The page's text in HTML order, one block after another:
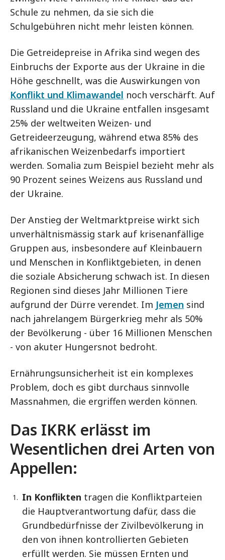
Schule zu nehmen, da sie sich die
Schulgebühren nicht mehr leisten können.
Die Getreidepreise in Afrika sind wegen des
Einbruchs der Exporte aus der Ukraine in die
Höhe geschnellt, was die Auswirkungen von
Konflikt und Klimawandel noch verschärft. Auf
Russland und die Ukraine entfallen insgesamt
25% der weltweiten Weizen- und
Getreideerzeugung, während etwa 85% des
afrikanischen Weizenbedarfs importiert
werden. Somalia zum Beispiel bezieht mehr als
90 Prozent seines Weizens aus Russland und
der Ukraine.
Der Anstieg der Weltmarktpreise wirkt sich
unverhältnismässig stark auf krisenanfällige
Gruppen aus, insbesondere auf Kleinbauern
und Menschen in Konfliktgebieten, in denen
die soziale Absicherung schwach ist. In diesen
Regionen sind dieses Jahr Millionen Tiere
aufgrund der Dürre verendet. Im Jemen sind
nach jahrelangem Bürgerkrieg mehr als 50%
der Bevölkerung - über 16 Millionen Menschen
- von akuter Hungersnot bedroht.
Ernährungsunsicherheit ist ein komplexes
Problem, doch es gibt durchaus sinnvolle
Massnahmen, die ergriffen werden können.
Das IKRK erlässt im
Wesentlichen drei Arten von
Appellen:
In Konflikten tragen die Konfliktparteien
die Hauptverantwortung dafür, dass die
Grundbedürfnisse der Zivilbevölkerung in
den von ihnen kontrollierten Gebieten
erfüllt werden. Sie müssen Ernten und